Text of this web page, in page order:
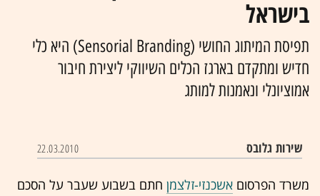
בישראל
תפיסת המיתוג החושי (Sensorial Branding) היא כלי
חדיש ומתקדם בארגז הכלים השיווקי ליצירת חיבור
אמוציונלי ונאמנות למותג
שירות גלובס‏ 22.03.2010
משרד הפרסום אשכנזי-זלצמן חתם בשבוע שעבר על הסכם